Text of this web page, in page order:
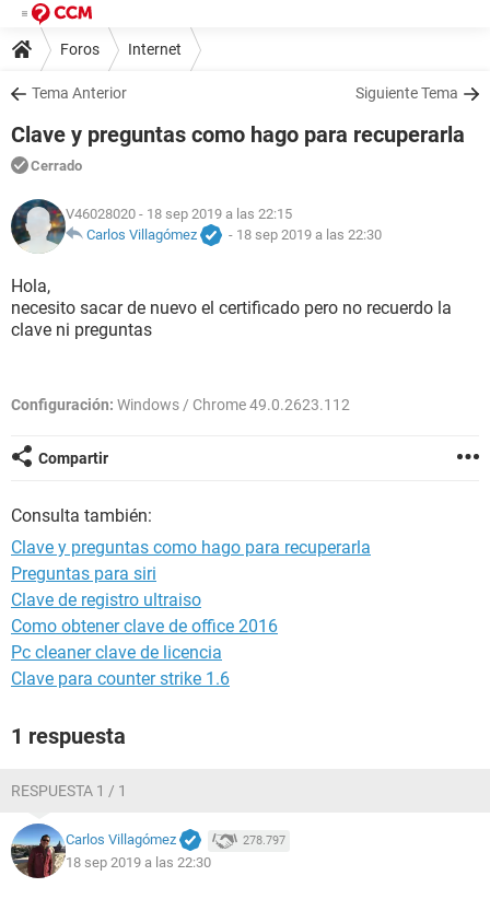
Foros Internet
Tema Anterior Siguiente Tema
Clave y preguntas como hago para recuperarla
Cerrado
V46028020 - 18 sep 2019 a las 22:15
Carlos Villagómez
- 18 sep 2019 a las 22:30
Hola,
necesito sacar de nuevo el certificado pero no recuerdo la
clave ni preguntas
Configuración: Windows / Chrome 49.0.2623.112
Compartir
Consulta también:
Clave y preguntas como hago para recuperarla
Preguntas para siri
Clave de registro ultraiso
Como obtener clave de office 2016
Pc cleaner clave de licencia
Clave para counter strike 1.6
1 respuesta
RESPUESTA 1 / 1
Carlos Villagómez 278.797
18 sep 2019 a las 22:30